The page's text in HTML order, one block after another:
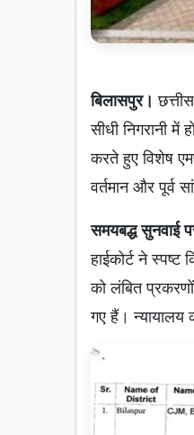
बिलासपुर।
सीधी निगरानी में
करते हुए विशेष
वर्तमान और पूर्व
समयबद्ध सुनवाई
हाईकोर्ट ने
को लंबित
गए हैं। न्यायालय